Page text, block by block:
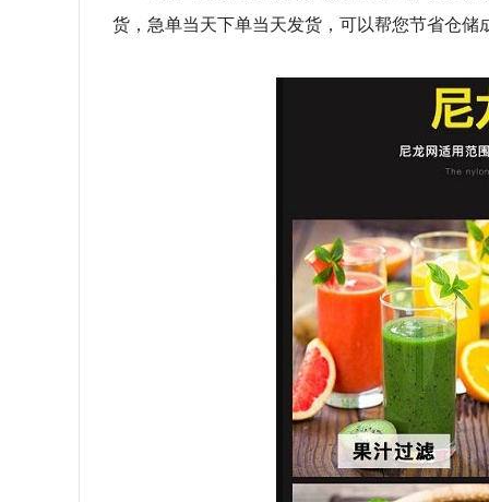
货，急单当天下单当天发货，可以帮您节省仓